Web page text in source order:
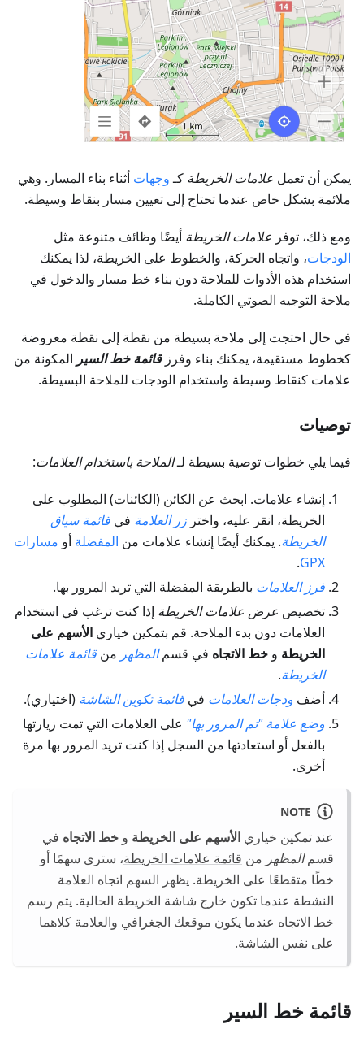
يمكن أن تعمل علامات الخريطة كـوجهات أثناء بناء المسار. وهي
ملائمة بشكل خاص عندما تحتاج إلى تعيين مسار بنقاط وسيطة.
ومع ذلك، توفر علامات الخريطة أيضًا وظائف متنوعة مثل
الودجات، واتجاه الحركة، والخطوط على الخريطة، لذا يمكنك
استخدام هذه الأدوات للملاحة دون بناء خط مسار والدخول في
ملاحة التوجيه الصوتي الكاملة.
في حال احتجت إلى ملاحة بسيطة من نقطة إلى نقطة معروضة
كخطوط مستقيمة، يمكنك بناء وفرزقائمة خط السير المكونة من
علامات كنقاط وسيطة واستخدام الودجات للملاحة البسيطة.
توصيات
فيما يلي خطوات توصية بسيطة لـالملاحة باستخدام العلامات:
إنشاء علامات. ابحث عن الكائن (الكائنات) المطلوب على
الخريطة، انقر عليه، واختر زر العلامة في قائمة سياق
الخريطة. يمكنك أيضًا إنشاء علامات من المفضلة أو مسارات
GPX
.
فرز العلامات بالطريقة المفضلة التي تريد المرور بها.
تخصيص عرض علامات الخريطة إذا كنت ترغب في استخدام
العلامات دون بدء الملاحة. قم بتمكين خياري الأسهم على
الخريطة و خط الاتجاه في قسمالمظهر من قائمة علامات
الخريطة.
أضف ودجات العلامات في قائمة تكوين الشاشة (اختياري).
وضع علامة "تم المرور بها" على العلامات التي تمت زيارتها
بالفعل أو استعادتها من السجل إذا كنت تريد المرور بها مرة
أخرى.
NOTE
عند تمكين خياري الأسهم على الخريطة و خط الاتجاه في
قسمالمظهر من قائمة علامات الخريطة، سترى سهمًا أو
خطًا متقطعًا على الخريطة. يظهر السهم اتجاه العلامة
النشطة عندما تكون خارج شاشة الخريطة الحالية. يتم رسم
خط الاتجاه عندما يكون موقعك الجغرافي والعلامة كلاهما
على نفس الشاشة.
قائمة خط السير